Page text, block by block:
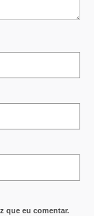
que eu comentar.